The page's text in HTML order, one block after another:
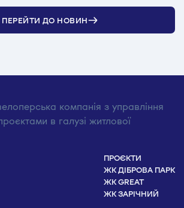
ПЕРЕЙТИ ДО НОВИН
компанія з управління
в галузі житлової
ПРОЄКТИ
ЖК ДІБРОВА ПАРК
ЖК GREAT
ЖК ЗАРІЧНИЙ